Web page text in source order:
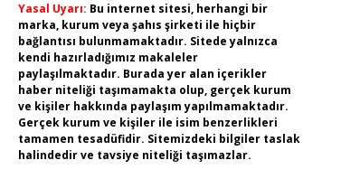
Yasal Uyarı: Bu internet sitesi, herhangi bir
marka, kurum veya şahıs şirketi ile hiçbir
bağlantısı bulunmamaktadır. Sitede yalnızca
kendi hazırladığımız makaleler
paylaşılmaktadır. Burada yer alan içerikler
haber niteliği taşımamakta olup, gerçek kurum
ve kişiler hakkında paylaşım yapılmamaktadır.
Gerçek kurum ve kişiler ile isim benzerlikleri
tamamen tesadüfidir. Sitemizdeki bilgiler taslak
halindedir ve tavsiye niteliği taşımazlar.